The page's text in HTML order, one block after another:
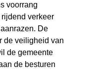
voorrang
verkeer
De
de veiligheid van
de gemeente
de besturen